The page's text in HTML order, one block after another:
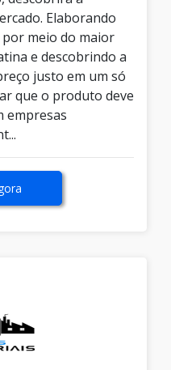
Elaborando
meio do maior
e descobrindo a
justo em um só
que o produto deve
empresas